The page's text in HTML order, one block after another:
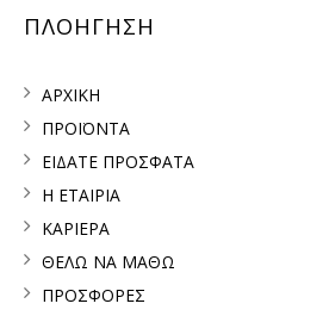
ΠΛΟΗΓΗΣΗ
ΑΡΧΙΚΗ
ΠΡΟΪΟΝΤΑ
ΕΙΔΑΤΕ ΠΡΟΣΦΑΤΑ
Η ΕΤΑΙΡΙΑ
ΚΑΡΙΕΡΑ
ΘΕΛΩ ΝΑ ΜΑΘΩ
ΠΡΟΣΦΟΡΕΣ